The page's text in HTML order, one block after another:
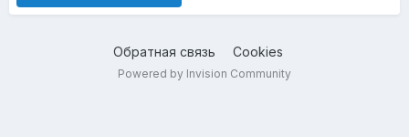
Обратная связь Cookies
Powered by Invision Community